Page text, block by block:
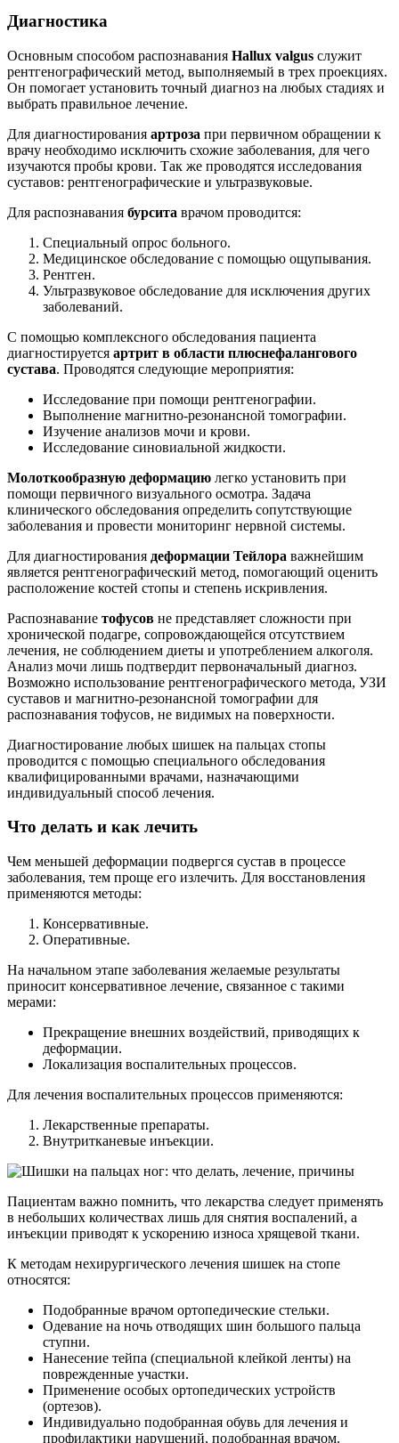
Диагностика
Основным способом распознавания Hallux valgus служит
рентгенографический метод, выполняемый в трех проекциях.
Он помогает установить точный диагноз на любых стадиях и
выбрать правильное лечение.
Для диагностирования артроза при первичном обращении к
врачу необходимо исключить схожие заболевания, для чего
изучаются пробы крови. Так же проводятся исследования
суставов: рентгенографические и ультразвуковые.
Для распознавания бурсита врачом проводится:
Специальный опрос больного.
Медицинское обследование с помощью ощупывания.
Рентген.
Ультразвуковое обследование для исключения других
заболеваний.
С помощью комплексного обследования пациента
диагностируется артрит в области плюснефалангового
сустава. Проводятся следующие мероприятия:
Исследование при помощи рентгенографии.
Выполнение магнитно-резонансной томографии.
Изучение анализов мочи и крови.
Исследование синовиальной жидкости.
Молоткообразную деформацию легко установить при
помощи первичного визуального осмотра. Задача
клинического обследования определить сопутствующие
заболевания и провести мониторинг нервной системы.
Для диагностирования деформации Тейлора важнейшим
является рентгенографический метод, помогающий оценить
расположение костей стопы и степень искривления.
Распознавание тофусов не представляет сложности при
хронической подагре, сопровождающейся отсутствием
лечения, не соблюдением диеты и употреблением алкоголя.
Анализ мочи лишь подтвердит первоначальный диагноз.
Возможно использование рентгенографического метода, УЗИ
суставов и магнитно-резонансной томографии для
распознавания тофусов, не видимых на поверхности.
Диагностирование любых шишек на пальцах стопы
проводится с помощью специального обследования
квалифицированными врачами, назначающими
индивидуальный способ лечения.
Что делать и как лечить
Чем меньшей деформации подвергся сустав в процессе
заболевания, тем проще его излечить. Для восстановления
применяются методы:
Консервативные.
Оперативные.
На начальном этапе заболевания желаемые результаты
приносит консервативное лечение, связанное с такими
мерами:
Прекращение внешних воздействий, приводящих к
деформации.
Локализация воспалительных процессов.
Для лечения воспалительных процессов применяются:
Лекарственные препараты.
Внутритканевые инъекции.
Пациентам важно помнить, что лекарства следует применять
в небольших количествах лишь для снятия воспалений, а
инъекции приводят к ускорению износа хрящевой ткани.
К методам нехирургического лечения шишек на стопе
относятся:
Подобранные врачом ортопедические стельки.
Одевание на ночь отводящих шин большого пальца
ступни.
Нанесение тейпа (специальной клейкой ленты) на
поврежденные участки.
Применение особых ортопедических устройств
(ортезов).
Индивидуально подобранная обувь для лечения и
профилактики нарушений, подобранная врачом.